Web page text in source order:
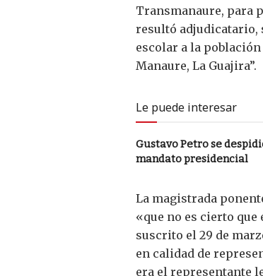
Transmanaure, para
resultó adjudicatario,
escolar a la
Manaure, La Guajira”.
Le puede interesar
Gustavo Petro se
mandato presidencial
La magistrada
«que no es cierto
suscrito el 29 de
en calidad de
era el representante